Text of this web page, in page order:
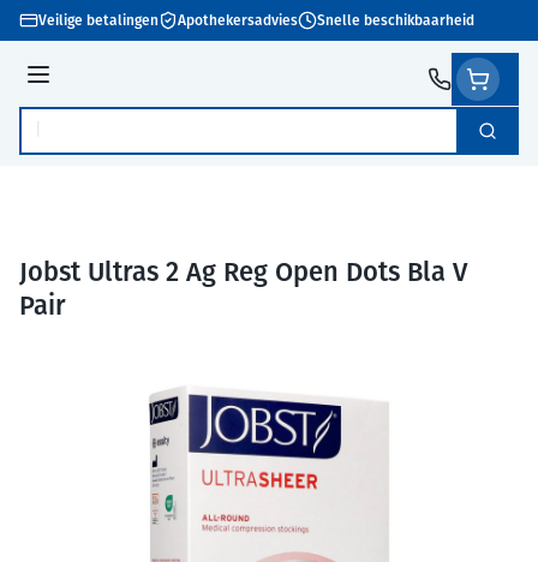
Ga naar de inhoud
Veilige betalingen Apothekersadvies Snelle beschikbaarheid
Menu
Product, merk, categorie... Zoek
Jobst Ultras 2 Ag Reg Open Dots Bla V
Pair